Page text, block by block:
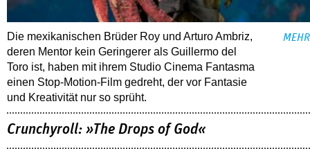
Die mexikanischen Brüder Roy und Arturo Ambriz,